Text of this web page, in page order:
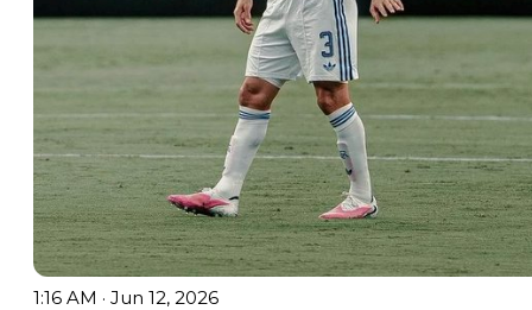
1:16 AM · Jun 12, 2026